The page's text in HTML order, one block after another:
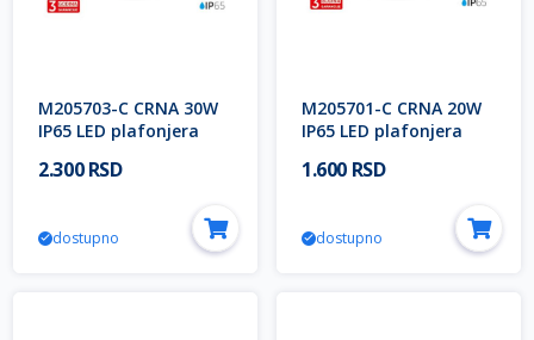
M205703-C CRNA 30W
IP65 LED plafonjera
300x55mm 3Y Mitea
2.300 RSD
dostupno
M205701-C CRNA 20W
IP65 LED plafonjera
200x55mm 3Y Mitea
1.600 RSD
dostupno